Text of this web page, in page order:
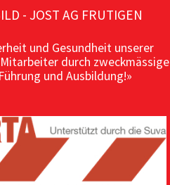
- JOST AG FRUTIGEN
und Gesundheit unserer
durch zweckmässige
und Ausbildung!»